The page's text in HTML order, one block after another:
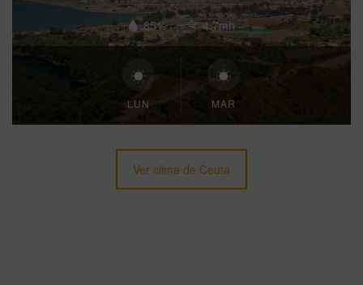
85% 4.7mh
LUN MAR
Ver clima de Ceuta